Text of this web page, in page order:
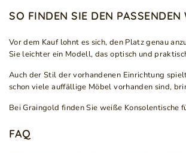
SO FINDEN SIE DEN PASSENDEN
Vor dem Kauf lohnt es sich, den Platz genau
Sie leichter ein Modell, das optisch und
Auch der Stil der vorhandenen Einrichtung
schon viele auffällige Möbel vorhanden sind,
Bei Graingold finden Sie weiße Konsolentische
FAQ